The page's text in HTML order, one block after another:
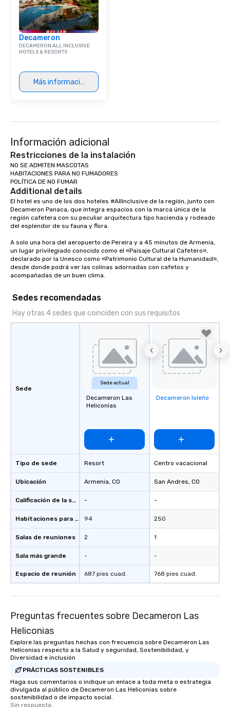
Decameron
DECAMERON ALL INCLUSIVE
HOTELS & RESORTS
Más información
Información adicional
Restricciones de la instalación
NO SE ADMITEN MASCOTAS
HABITACIONES PARA NO FUMADORES
POLÍTICA DE NO FUMAR
Additional details
El hotel es uno de los dos hoteles #AllInclusive de la región, junto con
Decameron Panaca, que integra espacios con la marca única de la
región cafetera con su peculiar arquitectura tipo hacienda y rodeado
del esplendor de su fauna y flora.
A solo una hora del aeropuerto de Pereira y a 45 minutos de Armenia,
un lugar privilegiado conocido como el «Paisaje Cultural Cafetero»,
declarado por la Unesco como «Patrimonio Cultural de la Humanidad»,
desde donde podrá ver las colinas adornadas con cafetos y
acompañadas de un buen clima.
Sedes recomendadas
Hay otras 4 sedes que coinciden con sus requisitos
Sede
Tipo de sede
Ubicación
Calificación de la sede
Habitaciones para huéspedes
Salas de reuniones
Sala más grande
Espacio de reunión
Sede actual
Decameron Las
Heliconias
Resort
Armenia, CO
-
94
2
-
687 pies cuad.
Removed from
Decameron Isleño
Centro vacacional
San Andres, CO
-
250
1
-
768 pies cuad.
Preguntas frecuentes sobre Decameron Las
Heliconias
Explore las preguntas hechas con frecuencia sobre Decameron Las
Heliconias respecto a la Salud y seguridad, Sostenibilidad, y
Diversidad e inclusión
PRÁCTICAS SOSTENIBLES
Haga sus comentarios o indique un enlace a toda meta o estrategia
divulgada al público de Decameron Las Heliconias sobre
sostenibilidad o de impacto social.
Sin respuesta.